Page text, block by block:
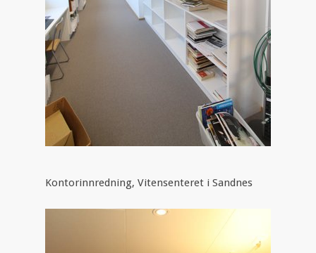
Kontorinnredning, Vitensenteret i Sandnes